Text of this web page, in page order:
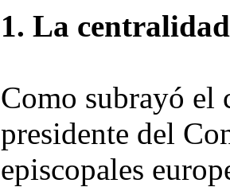
1. La
Como subrayó el
presidente del
episcopales